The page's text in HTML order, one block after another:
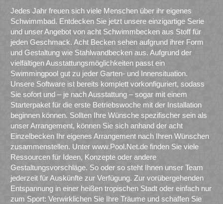
Jedes Jahr freuen sich viele Menschen über ihr eigenes
Schwimmbad. Entdecken Sie jetzt unsere einzigartige Serie
und unser Angebot von acht Schwimmbecken aus Stoff für
jeden Geschmack. Acht Becken sehen aufgrund ihrer Form
und Gestaltung wie Stahlwandbecken aus. Aufgrund der
vielfältigen Ausstattungsmöglichkeiten passt ein
Swimmingpool gut zu jeder Garten- und Innensituation.
Unsere Software ist bereits komplett vorkonfiguriert, sodass
Sie sofort und – je nach Ausstattung – sogar mit einem
Starterpaket für die erste Betriebswoche mit der Installation
beginnen können. Sollten Ihre Wünsche spezifischer sein als
unser Arrangement, können Sie sich anhand der acht
Einzelbecken Ihr eigenes Arrangement nach Ihren Wünschen
zusammenstellen. Unter www.Pool.Net.de finden Sie viele
Ressourcen für Ideen, Konzepte oder andere
Gestaltungsvorschläge. So oder so steht Ihnen unser Team
jederzeit für Auskünfte zur Verfügung. Zur vorübergehenden
Entspannung in einer heißen tropischen Stadt oder einfach nur
zum Sport: Verwirklichen Sie Ihre Träume und schaffen Sie